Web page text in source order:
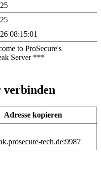
08:15:01
to ProSecure's
Server ***
verbinden
Adresse kopieren
tech.de:9987